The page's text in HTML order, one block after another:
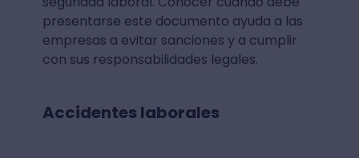
presentarse este documento ayuda a las
empresas a evitar sanciones y a cumplir
con sus responsabilidades legales.
Accidentes laborales